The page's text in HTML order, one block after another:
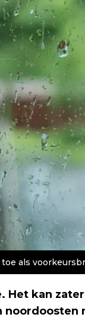
toe als
kan